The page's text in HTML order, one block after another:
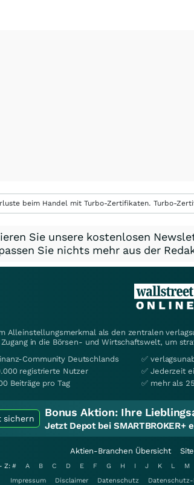
beim Handel mit Turbo-Zertifikaten. Turbo-
Sie unsere kostenlosen
Sie nichts mehr aus der
Alleinstellungsmerkmal als den zentralen
Zugang in die Börsen- und Wirtschaftswelt, um
Community Deutschlands
registrierte Nutzer
Beiträge pro Tag
✅
✅ Jederzeit
✅ mehr als
sichern Bonus Aktion: Ihre
Jetzt Depot bei
Aktien-Branchen Übersicht
Z: # A B C D E F G H I J K L M
Impressum
Disclaimer Datenschutz